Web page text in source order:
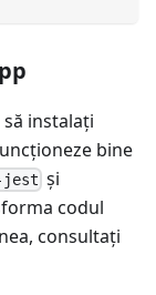
instalaţi
bine
jest şi
codul
consultaţi